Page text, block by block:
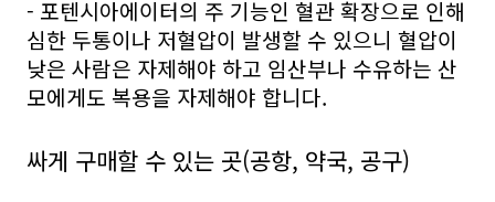
- 포텐시아에이터의 주 기능인 혈관 확장으로 인해
심한 두통이나 저혈압이 발생할 수 있으니 혈압이
낮은 사람은 자제해야 하고 임산부나 수유하는 산
모에게도 복용을 자제해야 합니다.
싸게 구매할 수 있는 곳(공항, 약국, 공구)